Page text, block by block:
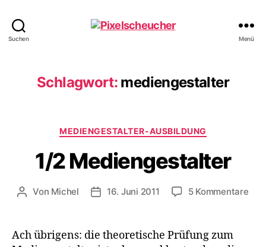
Suchen Menü
Schlagwort: mediengestalter
Kategorien
MEDIENGESTALTER-AUSBILDUNG
1/2 Mediengestalter
Beitragsautor
Von Michel Veröffentlichungsdatum
16. Juni 2011 5 Kommentarezu
Ach übrigens: die theoretische Prüfung zum